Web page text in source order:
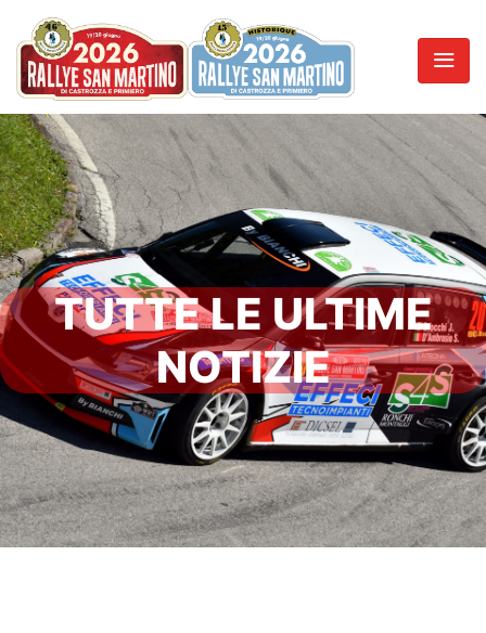
TUTTE LE ULTIME
NOTIZIE